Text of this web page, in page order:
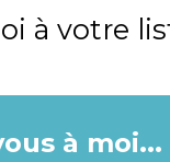
à votre
à moi...